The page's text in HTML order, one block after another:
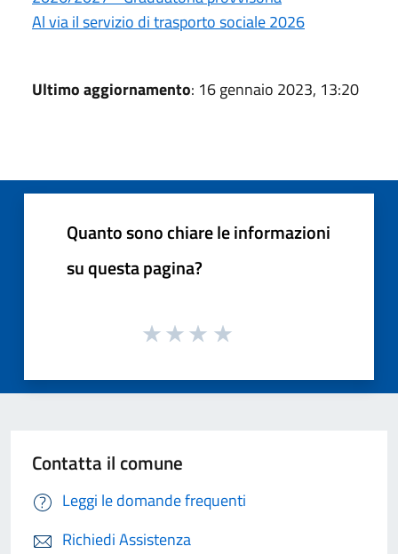
Al via il servizio di trasporto sociale 2026
Ultimo aggiornamento: 16 gennaio 2023, 13:20
Quanto sono chiare le informazioni
su questa pagina?
Contatta il comune
Leggi le domande frequenti
Richiedi Assistenza